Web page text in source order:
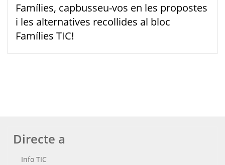
Famílies, capbusseu-vos en les propostes
i les alternatives recollides al bloc
Famílies TIC!
Directe a
Info TIC